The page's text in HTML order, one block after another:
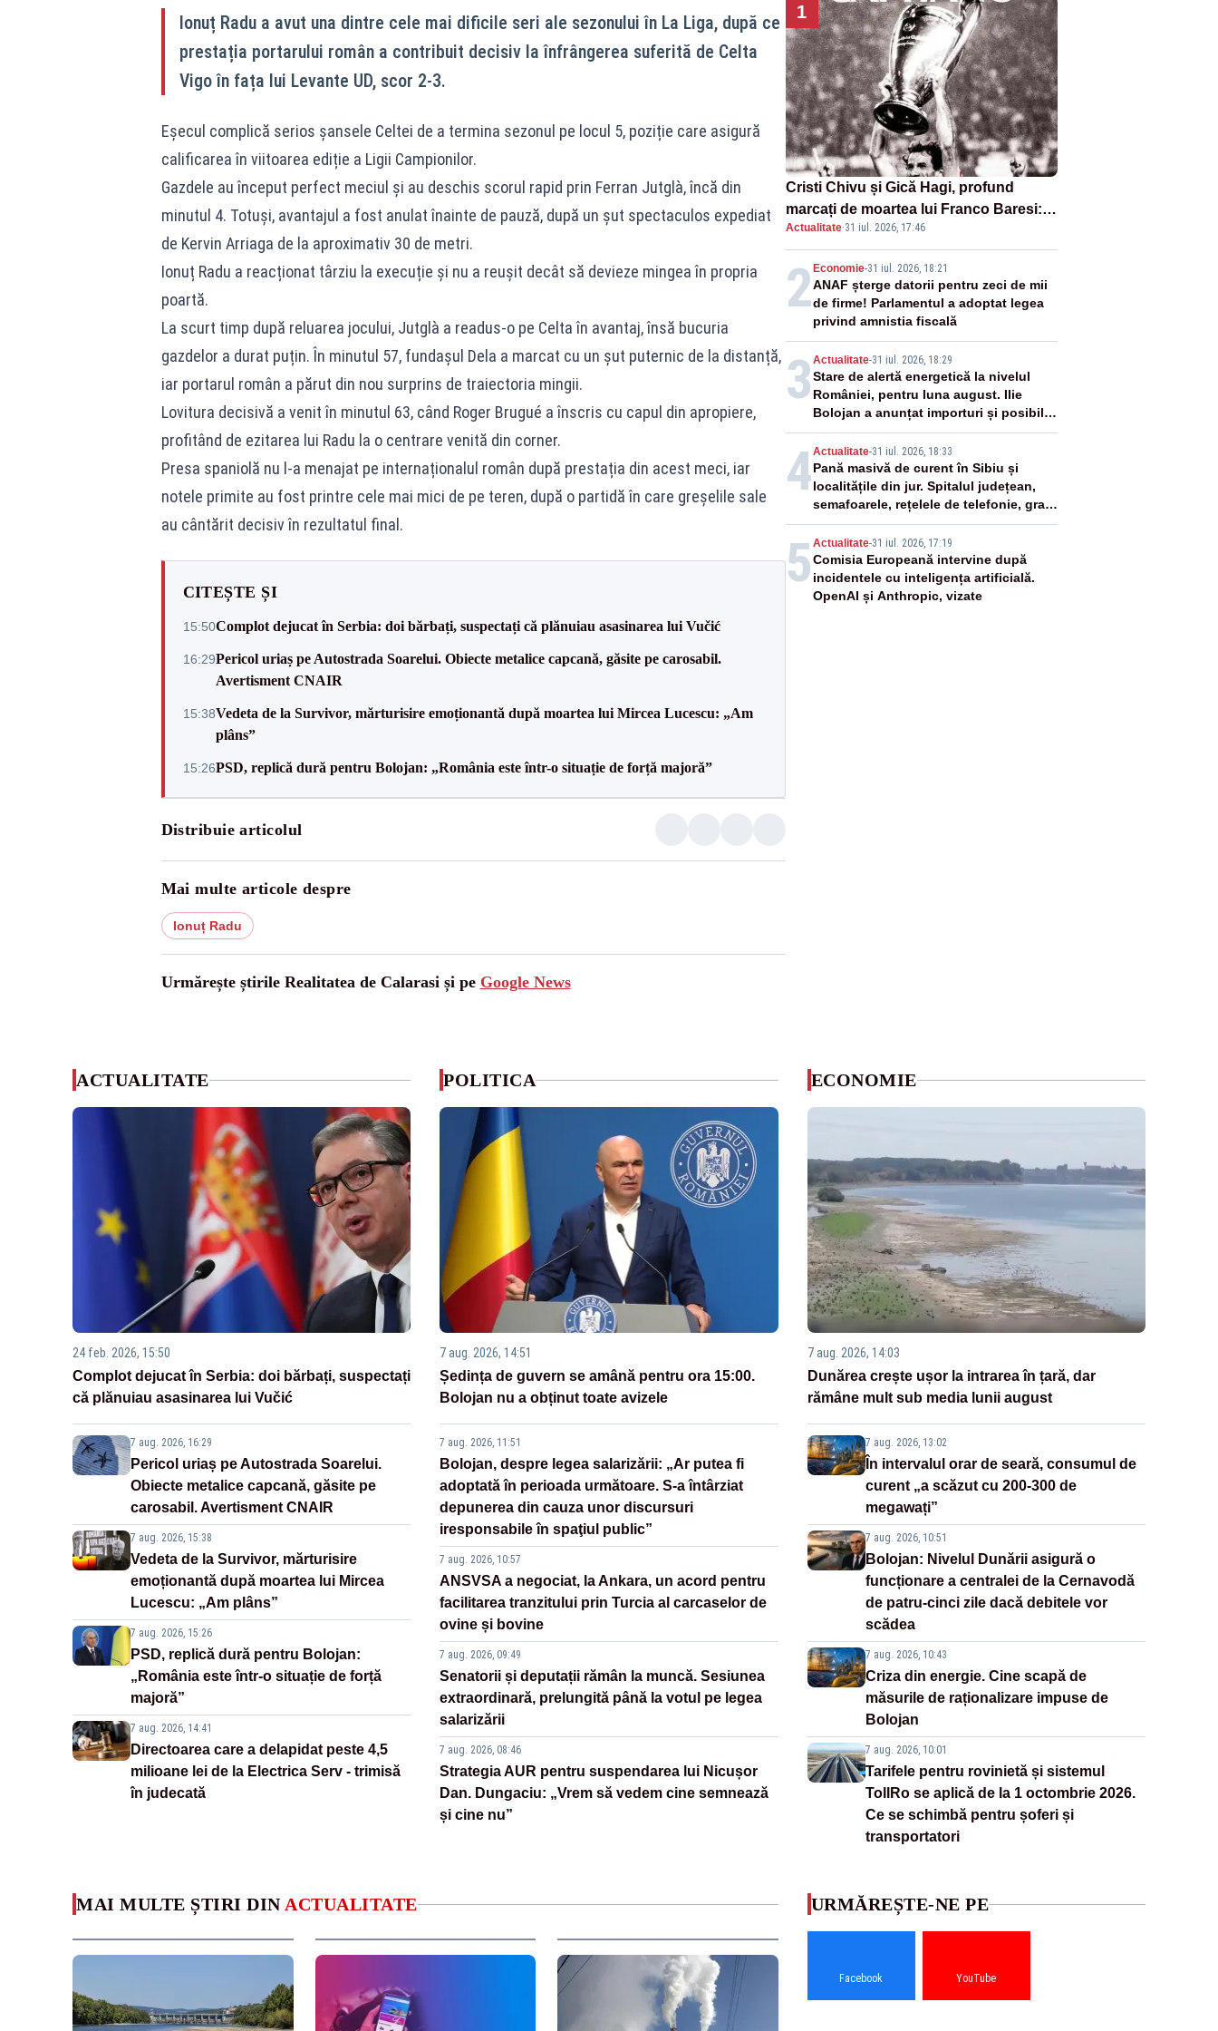
Ionuț Radu a avut una dintre cele mai dificile seri ale sezonului în La Liga, după ce
prestația portarului român a contribuit decisiv la înfrângerea suferită de Celta
Vigo în fața lui Levante UD, scor 2-3.
Eșecul complică serios șansele Celtei de a termina sezonul pe locul 5, poziție care asigură
calificarea în viitoarea ediție a Ligii Campionilor.
Gazdele au început perfect meciul și au deschis scorul rapid prin Ferran Jutglà, încă din
minutul 4. Totuși, avantajul a fost anulat înainte de pauză, după un șut spectaculos expediat
de Kervin Arriaga de la aproximativ 30 de metri.
Ionuț Radu a reacționat târziu la execuție și nu a reușit decât să devieze mingea în propria
poartă.
La scurt timp după reluarea jocului, Jutglà a readus-o pe Celta în avantaj, însă bucuria
gazdelor a durat puțin. În minutul 57, fundașul Dela a marcat cu un șut puternic de la distanță,
iar portarul român a părut din nou surprins de traiectoria mingii.
Lovitura decisivă a venit în minutul 63, când Roger Brugué a înscris cu capul din apropiere,
profitând de ezitarea lui Radu la o centrare venită din corner.
Presa spaniolă nu l-a menajat pe internaționalul român după prestația din acest meci, iar
notele primite au fost printre cele mai mici de pe teren, după o partidă în care greșelile sale
au cântărit decisiv în rezultatul final.
CITEȘTE ȘI
15:50Complot dejucat în Serbia: doi bărbați, suspectați că plănuiau asasinarea lui Vučić
16:29Pericol uriaș pe Autostrada Soarelui. Obiecte metalice capcană, găsite pe carosabil.
Avertisment CNAIR
15:38Vedeta de la Survivor, mărturisire emoționantă după moartea lui Mircea Lucescu: „Am
plâns”
15:26PSD, replică dură pentru Bolojan: „România este într-o situație de forță majoră”
Distribuie articolul
Mai multe articole despre
Ionuț Radu
Urmărește știrile Realitatea de Calarasi și pe Google News
1
Cristi Chivu și Gică Hagi, profund
marcați de moartea lui Franco Baresi:
„O legendă a fotbalului mondial”
Actualitate·31 iul. 2026, 17:46
2 Economie-31 iul. 2026, 18:21
ANAF șterge datorii pentru zeci de mii
de firme! Parlamentul a adoptat legea
privind amnistia fiscală
3 Actualitate-31 iul. 2026, 18:29
Stare de alertă energetică la nivelul
României, pentru luna august. Ilie
Bolojan a anunțat importuri și posibile
restricții – VIDEO
4Actualitate-31 iul. 2026, 18:33
Pană masivă de curent în Sibiu și
localitățile din jur. Spitalul județean,
semafoarele, rețelele de telefonie, grav
afectate
5 Actualitate-31 iul. 2026, 17:19
Comisia Europeană intervine după
incidentele cu inteligența artificială.
OpenAI și Anthropic, vizate
ACTUALITATE
24 feb. 2026, 15:50
Complot dejucat în Serbia: doi bărbați, suspectați
că plănuiau asasinarea lui Vučić
7 aug. 2026, 16:29
Pericol uriaș pe Autostrada Soarelui.
Obiecte metalice capcană, găsite pe
carosabil. Avertisment CNAIR
7 aug. 2026, 15:38
Vedeta de la Survivor, mărturisire
emoționantă după moartea lui Mircea
Lucescu: „Am plâns”
7 aug. 2026, 15:26
PSD, replică dură pentru Bolojan:
„România este într-o situație de forță
majoră”
7 aug. 2026, 14:41
Directoarea care a delapidat peste 4,5
milioane lei de la Electrica Serv - trimisă
în judecată
POLITICA
7 aug. 2026, 14:51
Ședința de guvern se amână pentru ora 15:00.
Bolojan nu a obținut toate avizele
7 aug. 2026, 11:51
Bolojan, despre legea salarizării: „Ar putea fi
adoptată în perioada următoare. S-a întârziat
depunerea din cauza unor discursuri
iresponsabile în spaţiul public”
7 aug. 2026, 10:57
ANSVSA a negociat, la Ankara, un acord pentru
facilitarea tranzitului prin Turcia al carcaselor de
ovine și bovine
7 aug. 2026, 09:49
Senatorii și deputații rămân la muncă. Sesiunea
extraordinară, prelungită până la votul pe legea
salarizării
7 aug. 2026, 08:46
Strategia AUR pentru suspendarea lui Nicușor
Dan. Dungaciu: „Vrem să vedem cine semnează
și cine nu”
ECONOMIE
7 aug. 2026, 14:03
Dunărea crește ușor la intrarea în țară, dar
rămâne mult sub media lunii august
7 aug. 2026, 13:02
În intervalul orar de seară, consumul de
curent „a scăzut cu 200-300 de
megawați”
7 aug. 2026, 10:51
Bolojan: Nivelul Dunării asigură o
funcționare a centralei de la Cernavodă
de patru-cinci zile dacă debitele vor
scădea
7 aug. 2026, 10:43
Criza din energie. Cine scapă de
măsurile de raționalizare impuse de
Bolojan
7 aug. 2026, 10:01
Tarifele pentru rovinietă și sistemul
TollRo se aplică de la 1 octombrie 2026.
Ce se schimbă pentru șoferi și
transportatori
MAI MULTE ȘTIRI DIN ACTUALITATE URMĂREȘTE-NE PE
Facebook YouTube